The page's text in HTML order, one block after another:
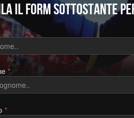
il form sottostante
*
*